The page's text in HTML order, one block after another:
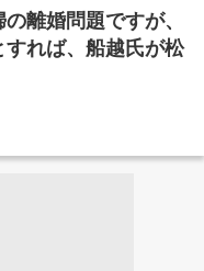
離婚問題ですが、
れば、船越氏が松